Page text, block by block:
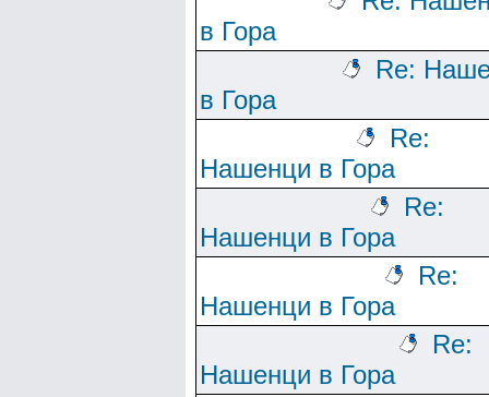
в Гора
Re:
в Гора
Re:
Нашенци в Гора
Re:
Нашенци в Гора
Re:
Нашенци в Гора
Re:
Нашенци в Гора